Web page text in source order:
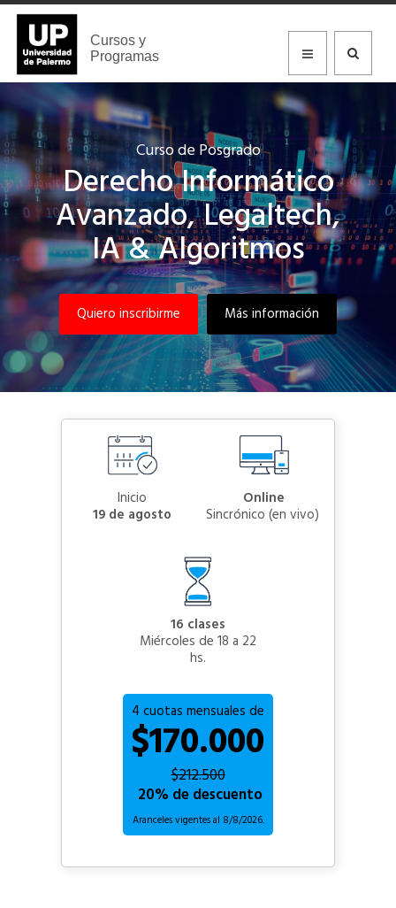
Cursos y
Programas
Curso de Posgrado
Derecho Informático
Avanzado, Legaltech,
IA & Algoritmos
Quiero inscribirme Más información
Inicio
19 de agosto
Online
sincrónico (en vivo)
16 clases
Miércoles de 18 a 22
hs.
4 cuotas mensuales de
$170.000
$212.500
20% de descuento
Aranceles vigentes al 8/8/2026.